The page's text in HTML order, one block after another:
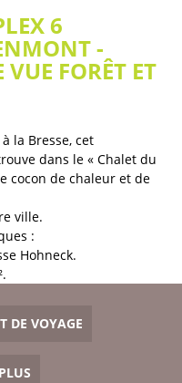
6
-
FORÊT ET
la Bresse, cet
dans le « Chalet du
cocon de chaleur et de
ville
:
Hohneck
DE VOYAGE